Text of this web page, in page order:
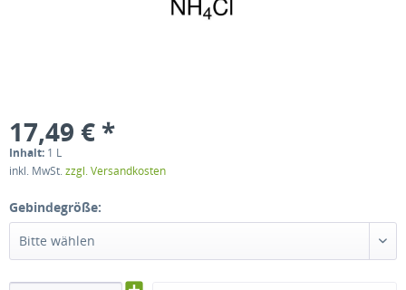
17,49 € *
Inhalt: 1 L
inkl. MwSt.zzgl. Versandkosten
Gebindegröße:
Bitte wählen